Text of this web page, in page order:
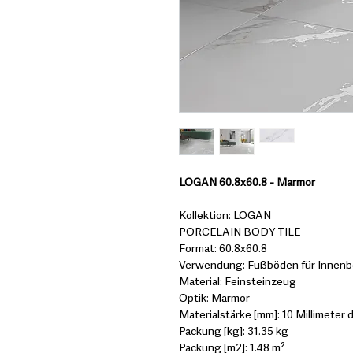
LOGAN 60.8x60.8 - Marmor
Kollektion: LOGAN
PORCELAIN BODY TILE
Format: 60.8x60.8
Verwendung: Fußböden für
Material: Feinsteinzeug
Optik: Marmor
Materialstärke [mm]: 10 Millimeter
Packung [kg]: 31.35 kg
Packung [m2]: 1.48 m²